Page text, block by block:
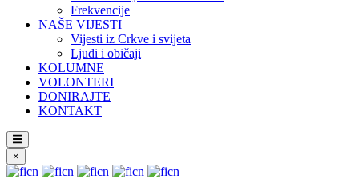
Frekvencije
NAŠE VIJESTI
Vijesti iz Crkve i svijeta
Ljudi i običaji
KOLUMNE
VOLONTERI
DONIRAJTE
KONTAKT
×